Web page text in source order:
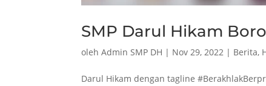
SMP Darul Hikam
olehAdmin SMP DH | Nov 29, 2022 | Berita,
Darul Hikam dengan tagline